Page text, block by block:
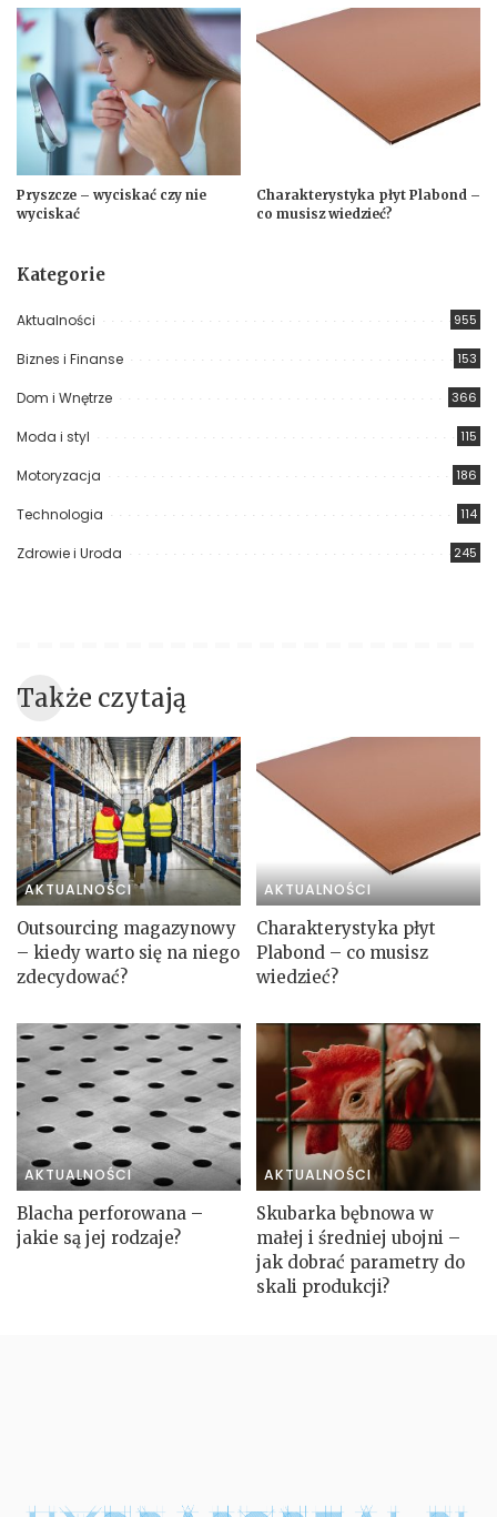
Pryszcze – wyciskać czy nie
wyciskać
Charakterystyka płyt Plabond –
co musisz wiedzieć?
Kategorie
Aktualności 955
Biznes i Finanse 153
Dom i Wnętrze 366
Moda i styl 115
Motoryzacja 186
Technologia 114
Zdrowie i Uroda 245
Także czytają
AKTUALNOŚCI
Outsourcing magazynowy
– kiedy warto się na niego
zdecydować?
AKTUALNOŚCI
Charakterystyka płyt
Plabond – co musisz
wiedzieć?
AKTUALNOŚCI
Blacha perforowana –
jakie są jej rodzaje?
AKTUALNOŚCI
Skubarka bębnowa w
małej i średniej ubojni –
jak dobrać parametry do
skali produkcji?